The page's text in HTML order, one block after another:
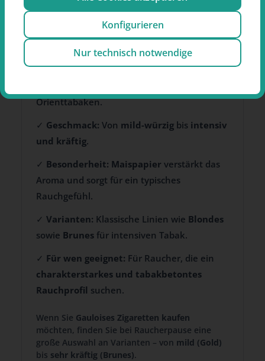
Gauloises Blau, Rot, Gold, Brunes
& Liberté für verschiedene Stärkeprofile.
✓Tabakmischung:KlassischerAmerican
Orienttabaken.
✓ Geschmack: Von mild-würzig bis intensiv
und kräftig.
✓ Besonderheit: Maispapier verstärkt das
Aroma und sorgt für ein typisches
Rauchgefühl.
✓ Varianten: Klassische Linien wie Blondes
sowie Brunes für intensiven Tabak.
✓ Für wen geeignet: Für Raucher, die ein
charakterstarkes und tabakbetontes
Rauchprofil suchen.
Wenn Sie Gauloises Zigaretten kaufen
möchten, finden Sie bei Raucherpause eine
große Auswahl an Varianten – von mild (Gold)
bis sehr kräftig (Brunes).
Konfigurieren
Nur technisch notwendige